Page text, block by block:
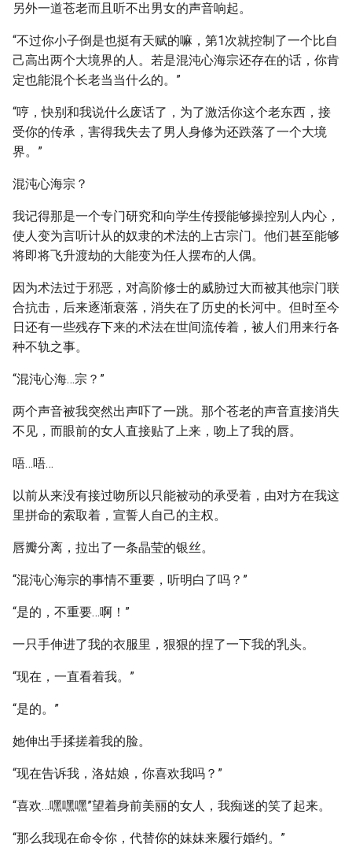
另外一道苍老而且听不出男女的声音响起。
“不过你小子倒是也挺有天赋的嘛，第1次就控制了一个比自
己高出两个大境界的人。若是混沌心海宗还存在的话，你肯
定也能混个长老当当什么的。”
“哼，快别和我说什么废话了，为了激活你这个老东西，接
受你的传承，害得我失去了男人身修为还跌落了一个大境
界。”
混沌心海宗？
我记得那是一个专门研究和向学生传授能够操控别人内心，
使人变为言听计从的奴隶的术法的上古宗门。他们甚至能够
将即将飞升渡劫的大能变为任人摆布的人偶。
因为术法过于邪恶，对高阶修士的威胁过大而被其他宗门联
合抗击，后来逐渐衰落，消失在了历史的长河中。但时至今
日还有一些残存下来的术法在世间流传着，被人们用来行各
种不轨之事。
“混沌心海…宗？”
两个声音被我突然出声吓了一跳。那个苍老的声音直接消失
不见，而眼前的女人直接贴了上来，吻上了我的唇。
唔…唔…
以前从来没有接过吻所以只能被动的承受着，由对方在我这
里拼命的索取着，宣誓人自己的主权。
唇瓣分离，拉出了一条晶莹的银丝。
“混沌心海宗的事情不重要，听明白了吗？”
“是的，不重要…啊！”
一只手伸进了我的衣服里，狠狠的捏了一下我的乳头。
“现在，一直看着我。”
“是的。”
她伸出手揉搓着我的脸。
“现在告诉我，洛姑娘，你喜欢我吗？”
“喜欢…嘿嘿嘿”望着身前美丽的女人，我痴迷的笑了起来。
“那么我现在命令你，代替你的妹妹来履行婚约。”